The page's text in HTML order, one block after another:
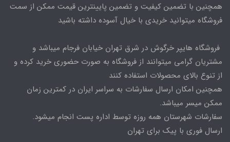
همچنین با تضمین کیفیت و تضمین پایینترین قیمت ممکن از سمت
فروشگاه میتوانید خریدی با خیال آسوده داشته باشید
فروشگاه هایپر خرگوش در شرق تهران خیابان فرجام میباشد و
مشتریان گرامی میتوانند از فروشگاه به صورت حضوری خرید کرده و
از تنوع بالای محصولات استفاده کنند
همچنین امکان ارسال سفارشات به سراسر ایران در کمترین زمان
ممکن میسر میباشد.
سفارشات شهرستان همه روزه توسط اداره پست انجام میشود.
ارسال فوری با پیک برای تهران